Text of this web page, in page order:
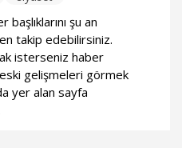
şu an
takip edebilirsiniz.
isterseniz haber
eski gelişmeleri görmek
yer alan sayfa